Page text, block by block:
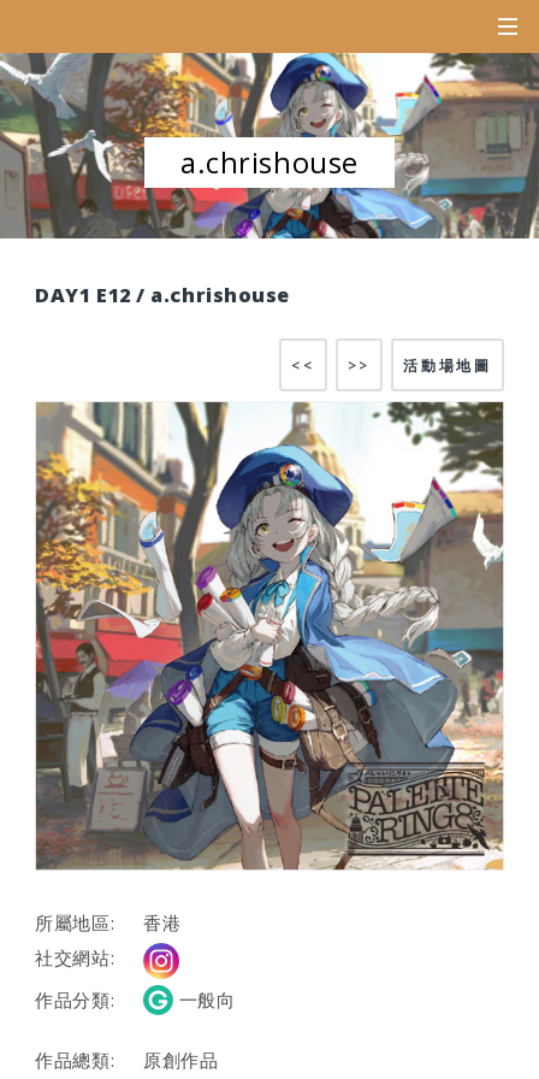
a.chrishouse
DAY1 E12 / a.chrishouse
活動場地圖
>>
<<
所屬地區:
香港
社交網站:
作品分類:
一般向
作品總類: 原創作品